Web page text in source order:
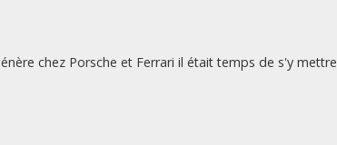
chez Porsche et Ferrari il était temps de s'y mettre